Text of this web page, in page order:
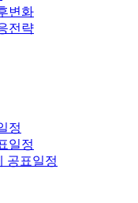
변화
전략
정
일정
공표일정